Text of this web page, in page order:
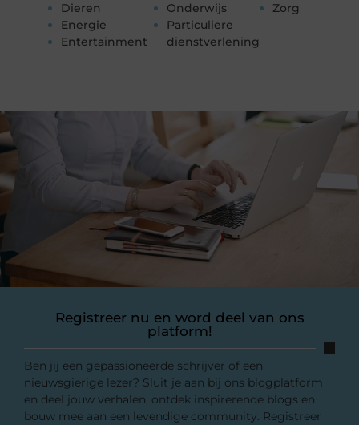
Dieren
Energie
Entertainment
Onderwijs
Particuliere
dienstverlening
Zorg
Registreer nu en word deel van ons
platform!
Ben jij een gepassioneerde schrijver of een
nieuwsgierige lezer? Sluit je aan bij ons blogplatform
en deel jouw verhalen, ontdek inspirerende blogs en
bouw mee aan een levendige community. Registreer